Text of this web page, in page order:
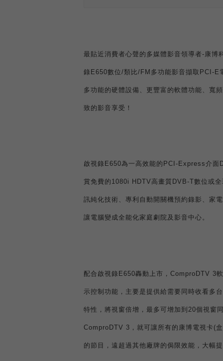
最貼近消費者心聲的多媒體影音領導者- 康博
錄 E650數位/類比/FM 多功能影音擷取 PCI-E
多功能的硬體設備、更豐富的軟體功能、寬
致的影音享受！
啟視錄 E650為一高效能的 PCI-Express介面
賞免費的 1080i HDTV高畫質 DVB-T數位或
訊純化技術、專利自動開關機預約錄影、家
讓電腦變成全能化家庭劇院及影音中心。
配合啟視錄 E650轟動上市， ComproDTV 3
示控制功能，主要是提供給需要同時收看多
特性，將視窗倍增，最多可增加到 20個視窗
ComproDTV 3 ，就可讓所有的康博電視卡(盒
的節目，遠超過其他廠牌的侷限效能，大幅